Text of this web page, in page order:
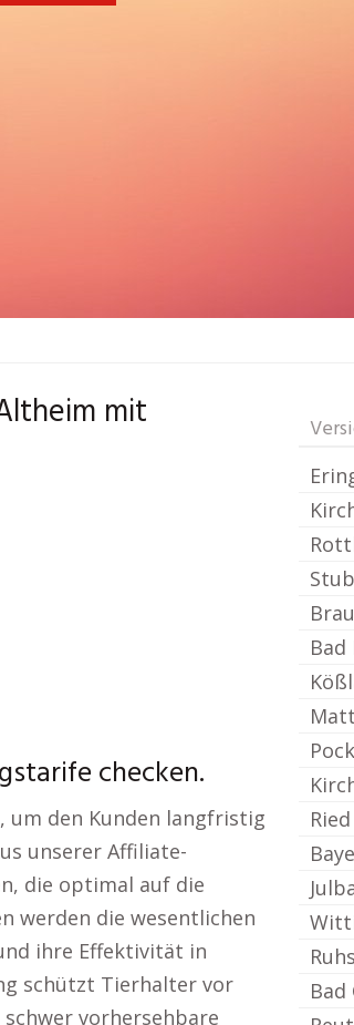
mit
checken.
um den Kunden langfristig
unserer Affiliate-
die optimal auf die
werden die wesentlichen
ihre Effektivität in
schützt Tierhalter vor
vorhersehbare
Bad